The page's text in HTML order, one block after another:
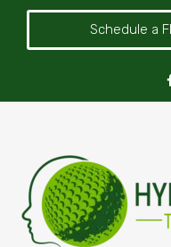
Schedule a